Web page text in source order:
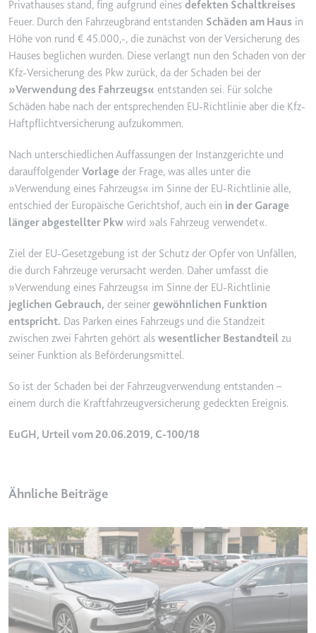
Zweck:
Wird verwendet, um Daten zu
Google Analytics über das Gerät
und das Verhalten des Besuchers
zu senden. Erfasst den Besucher
über Geräte und Marketingkanäle
hinweg.
Ablauf:
2 Jahre
_ga_#
Anbieter:
smartlaw.de
Zweck:
Wird verwendet, um Daten zu
Google Analytics über das Gerät
und das Verhalten des Besuchers
zu senden. Erfasst den Besucher
über Geräte und Marketingkanäle
hinweg.
Ablauf:
2 Jahre
Typ:
HTTP-Cookie
_gcl_au
Conversion-Rate der Anzeigen der
Ablauf:
3 Monate
Typ:
HTTP-Cookie
_gcl_ls
YouTube-Videos zu schätzen.
Ablauf:
180 Tage
Typ:
HTTP-Cookie
YSC
Anbieter:
youtube.com
Zweck:
Registriert eine eindeutige ID, um
Statistiken der Videos von
YouTube, die der Benutzer
gesehen hat, zu behalten.
Ablauf:
Sitzung
Privathauses stand, fing aufgrund eines defekten Schaltkreises
Feuer. Durch den Fahrzeugbrand entstanden Schäden am Haus in
Höhe von rund € 45.000,-, die zunächst von der Versicherung des
Hauses beglichen wurden. Diese verlangt nun den Schaden von der
Kfz-Versicherung des Pkw zurück, da der Schaden bei der
»Verwendung des Fahrzeugs« entstanden sei. Für solche
Schäden habe nach der entsprechenden EU-Richtlinie aber die Kfz-
Haftpflichtversicherung aufzukommen.
Nach unterschiedlichen Auffassungen der Instanzgerichte und
darauffolgender Vorlage der Frage, was alles unter die
»Verwendung eines Fahrzeugs« im Sinne der EU-Richtlinie alle,
entschied der Europäische Gerichtshof, auch ein in der Garage
länger abgestellter Pkw wird »als Fahrzeug verwendet«.
Ziel der EU-Gesetzgebung ist der Schutz der Opfer von Unfällen,
die durch Fahrzeuge verursacht werden. Daher umfasst die
»Verwendung eines Fahrzeugs« im Sinne der EU-Richtlinie
jeglichen Gebrauch, der seiner gewöhnlichen Funktion
entspricht. Das Parken eines Fahrzeugs und die Standzeit
zwischen zwei Fahrten gehört als wesentlicher Bestandteil zu
seiner Funktion als Beförderungsmittel.
So ist der Schaden bei der Fahrzeugverwendung entstanden –
einem durch die Kraftfahrzeugversicherung gedeckten Ereignis.
EuGH, Urteil vom 20.06.2019, C-100/18
Ähnliche Beiträge